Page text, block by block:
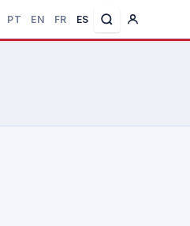
PT EN FR ES